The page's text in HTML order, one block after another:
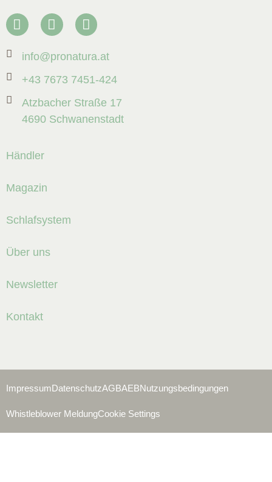
info@pronatura.at
+43 7673 7451-424
Atzbacher Straße 17
4690 Schwanenstadt
Händler
Magazin
Schlafsystem
Über uns
Newsletter
Kontakt
ImpressumDatenschutzAGBAEBNutzungsbedingungen
Whistleblower MeldungCookie Settings